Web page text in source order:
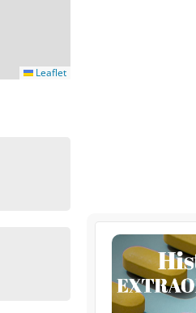
Leaflet